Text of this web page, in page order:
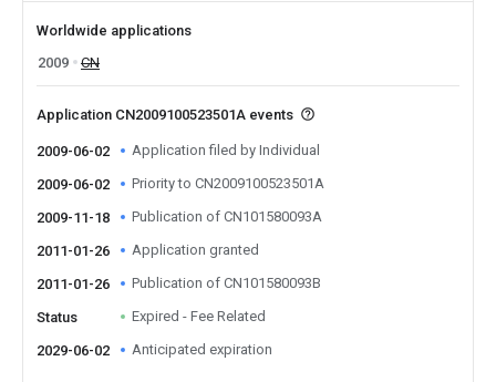
Worldwide applications
2009
CN
Application CN2009100523501A events
2009-06-02 Application filed by Individual
2009-06-02 Priority to CN2009100523501A
2009-11-18 Publication of CN101580093A
2011-01-26 Application granted
2011-01-26 Publication of CN101580093B
Status Expired - Fee Related
2029-06-02 Anticipated expiration